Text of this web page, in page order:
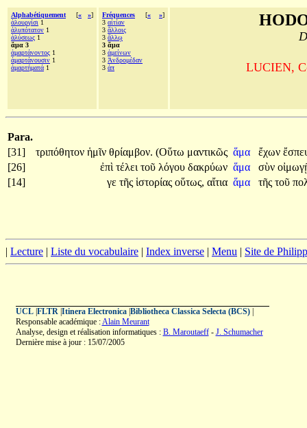
Alphabétiquement [« »]
ἁλουργίσι 1
ἀλυπότατον 1
ἁλύσεως 1
ἅμα 3
ἁμαρτάνοντος 1
ἁμαρτάνουσιν 1
ἁμαρτήματά 1
Fréquences [« »]
3 αἰτίαν
3 ἄλλοις
3 ἄλλῳ
3 ἅμα
3 ἀμείνων
3 Ἀνδρομέδαν
3 ἀπ LUCIEN,
Para.
[31]
τριπόθητον ἡμῖν θρίαμβον. (Οὕτω μαντικῶς ἅμα ἔχων
[26]
ἐπὶ τέλει τοῦ λόγου δακρύων ἅμα σὺν
[14]
γε τῆς ἱστορίας οὕτως, αἴτια ἅμα τῆς τοῦ
| Lecture | Liste du vocabulaire | Index inverse | Menu | Site de
UCL| FLTR| Itinera Electronica| Bibliotheca Classica Selecta (BCS)|
Responsable académique :Alain Meurant
Analyse, design et réalisation informatiques : B. Maroutaeff- J. Schumacher
Dernière mise à jour : 15/07/2005